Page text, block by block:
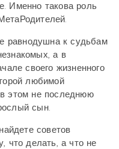
Именно такова роль
равнодушна к судьбам
а в
своего жизненного
любимой
этом не последнюю
сын.
советов
что делать, а что не